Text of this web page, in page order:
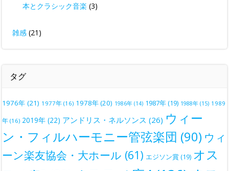
本とクラシック音楽 (3)
雑感 (21)
タグ
1976年 (21) 1977年 (16) 1978年(20) 1986年 (14) 1987年(19) 1988年 (15) 1989
年 (16) 2019年 (22) アンドリス・ネルソンス (26) ウィー
ン・フィルハーモニー管弦楽団 (90) ウィ
ーン楽友協会・大ホール (61) エジソン賞(19) オス